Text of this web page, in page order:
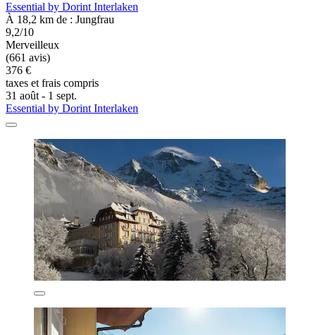
Essential by Dorint Interlaken
À 18,2 km de : Jungfrau
9,2/10
Merveilleux
(661 avis)
376 €
taxes et frais compris
31 août - 1 sept.
Essential by Dorint Interlaken